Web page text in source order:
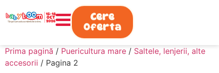
0730.808.038 Cere
Oferta
Prima pagină / Puericultura mare / Saltele, lenjerii, alte
accesorii / Pagina 2